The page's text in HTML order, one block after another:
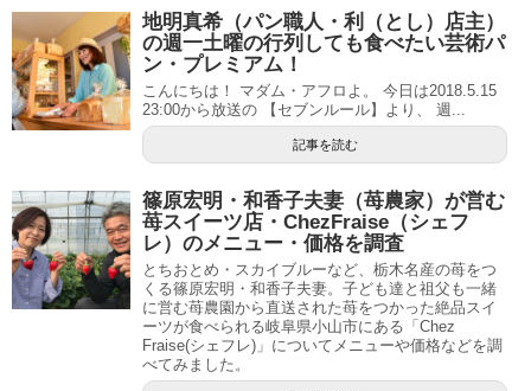
地明真希（パン職人・利（とし）店主）
の週一土曜の行列しても食べたい芸術パ
ン・プレミアム！
こんにちは！ マダム・アフロよ。 今日は2018.5.15
23:00から放送の 【セブンルール】より、 週...
記事を読む
篠原宏明・和香子夫妻（苺農家）が営む
苺スイーツ店・ChezFraise（シェフ
レ）のメニュー・価格を調査
とちおとめ・スカイブルーなど、栃木名産の苺をつ
くる篠原宏明・和香子夫妻。子ども達と祖父も一緒
に営む苺農園から直送された苺をつかった絶品スイ
ーツが食べられる岐阜県小山市にある「Chez
Fraise(シェフレ)」についてメニューや価格などを調
べてみました。